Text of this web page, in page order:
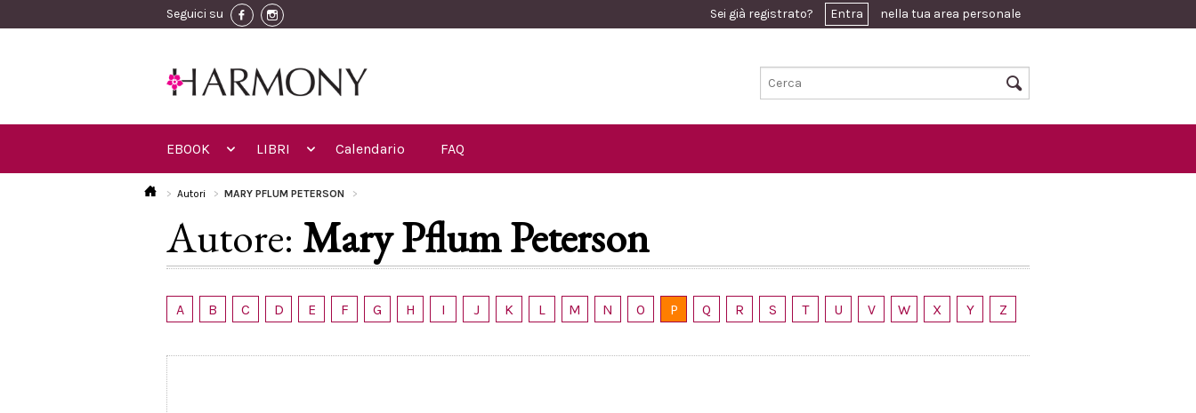
Seguici su Sei già registrato? Entra nella tua area personale
EBOOK LIBRI Calendario FAQ
Autori MARY PFLUM PETERSON
Autore: Mary Pflum Peterson
A B C D E F G H I J K L M N O P Q R S T U V W X Y Z